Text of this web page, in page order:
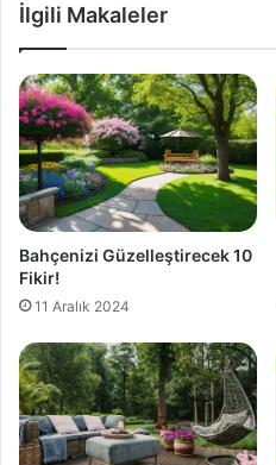
İlgili Makaleler
Bahçenizi Güzelleştirecek 10
Fikir!
11 Aralık 2024